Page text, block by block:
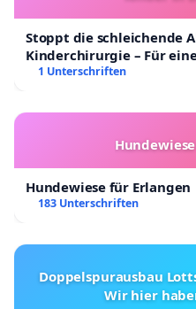
Stoppt die schleichende
Kinderchirurgie – Für
Kinder in Deutschland
1 Unterschriften
Hundewiese für Erlangen
183 Unterschriften
Doppelspurausbau
Wir hier